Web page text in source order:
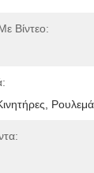
Βίντεο: